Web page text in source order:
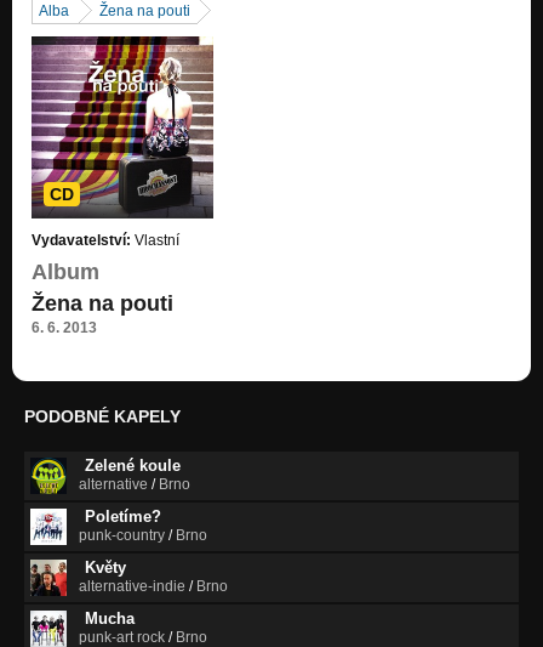
Marlén (2013)
Nezařazeno
Holandská selka (2010)
Nezařazeno
Když je Hroša pryč-remix
Nezařazeno
Teplé kupé (2010)
Nezařazeno
Pila Janá s Hanů (2010)
Nezařazeno
Nezařazeno
Recyklační (2010)
Alba Žena na pouti
CD
Vydavatelství: Vlastní
Album
Žena na pouti
6. 6. 2013
PODOBNÉ KAPELY
Zelené koule
alternative / Brno
Poletíme?
punk-country / Brno
Květy
alternative-indie / Brno
Mucha
punk-art rock / Brno